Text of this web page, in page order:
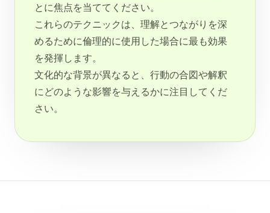
とに焦点を当ててください。
これらのテクニックは、理解とつながりを深
めるために倫理的に使用した場合に最も効果
を発揮します。
文化的な背景が異なると、行動の合図や解釈
にどのような影響を与えるかに注目してくだ
さい。